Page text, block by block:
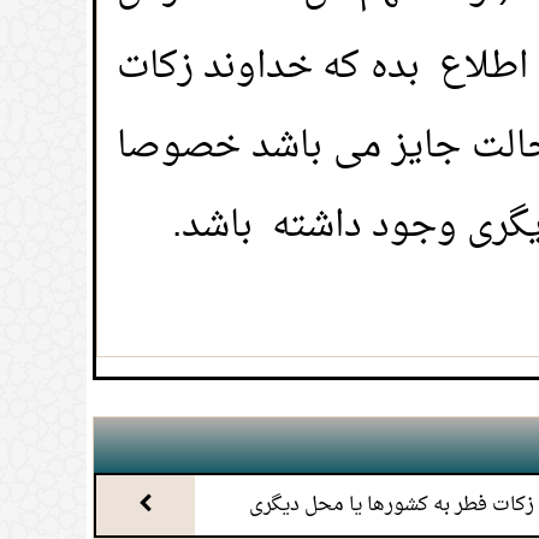
بده که خداوند زکات
جایز می باشد خصوصا
وجود داشته باشد.
زکات فطر به کشورها یا محل دیگری
دوره قاعدگی؛ ( بازدیدها 28643 )
پرداخت زکات چقدراست؟وحکم
ها؛
( بازدیدها 20835 )
بعد از زایمان) او